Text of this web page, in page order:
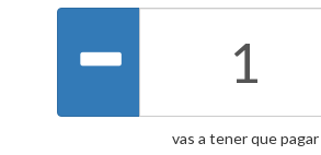
vas a tener que pagar